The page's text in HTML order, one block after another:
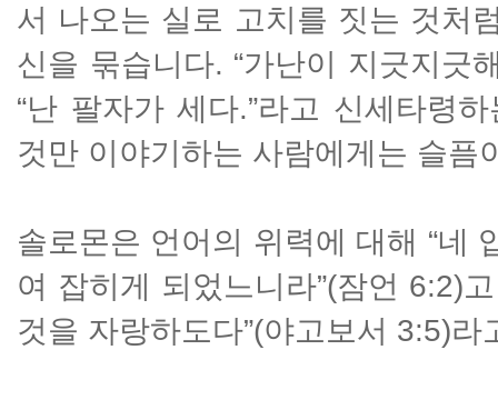
서 나오는 실로 고치를 짓는 것처
신을 묶습니다. “가난이 지긋지긋
“난 팔자가 세다.”라고 신세타령
것만 이야기하는 사람에게는 슬
솔로몬은 언어의 위력에 대해 “네
여 잡히게 되었느니라”(잠언 6:2)
것을 자랑하도다”(야고보서 3:5)라